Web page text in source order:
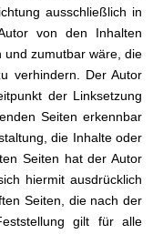
ausschließlich in
von den Inhalten
und zumutbar wäre, die
verhindern. Der Autor
der Linksetzung
Seiten erkennbar
die Inhalte oder
Seiten hat der Autor
hiermit ausdrücklich
Seiten, die nach der
gilt für alle